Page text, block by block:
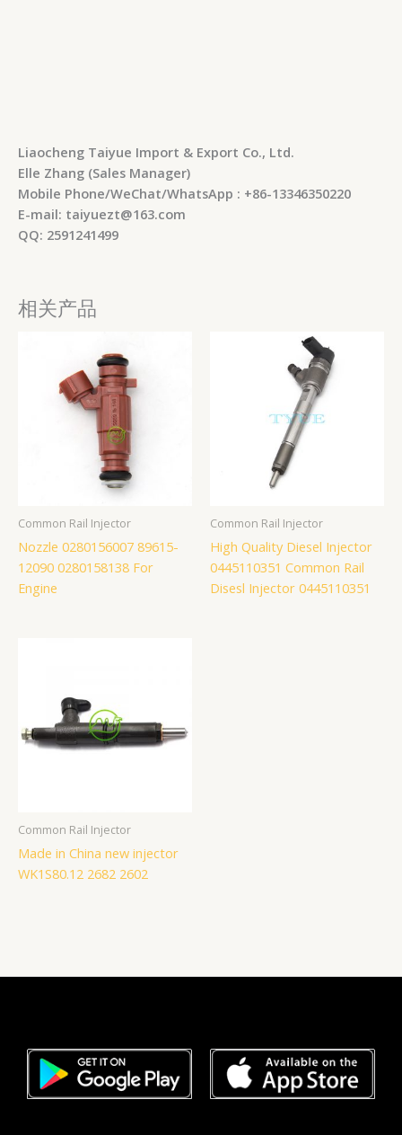
Liaocheng Taiyue Import & Export Co., Ltd.
Elle Zhang (Sales Manager)
Mobile Phone/WeChat/WhatsApp : +86-13346350220
E-mail: taiyuezt@163.com
QQ: 2591241499
相关产品
Common Rail Injector
Nozzle 0280156007 89615-
12090 0280158138 For
Engine
Common Rail Injector
High Quality Diesel Injector
0445110351 Common Rail
Disesl Injector 0445110351
Common Rail Injector
Made in China new injector
WK1S80.12 2682 2602